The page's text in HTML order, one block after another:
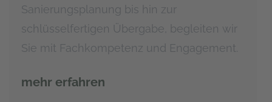
Sanierungsplanung bis hin zur
schlüsselfertigen Übergabe, begleiten wir
Sie mit Fachkompetenz und Engagement.
mehr erfahren